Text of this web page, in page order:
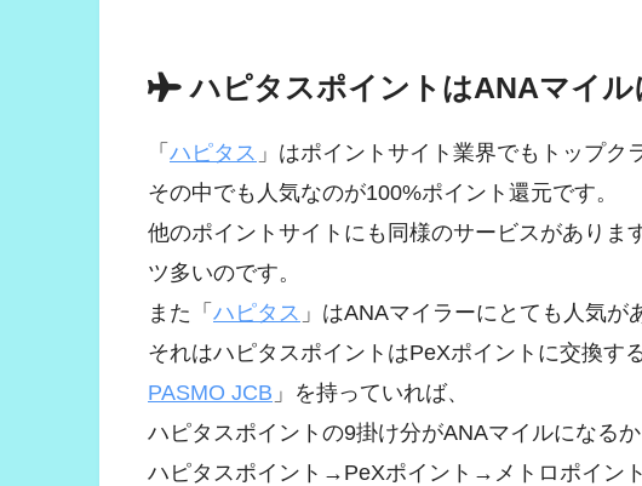
ハピタスポイントはANAマイル
「 ハピタス 」はポイントサイト業界でもトップク
その中でも人気なのが100%ポイント還元です。
他のポイントサイトにも同様のサービスがありま
ツ多いのです。
また「 ハピタス 」はANAマイラーにとても人気が
それはハピタスポイントはPeXポイントに交換す
PASMO JCB 」を持っていれば、
ハピタスポイントの9掛け分がANAマイルになるか
ハピタスポイント→PeXポイント→メトロポイン